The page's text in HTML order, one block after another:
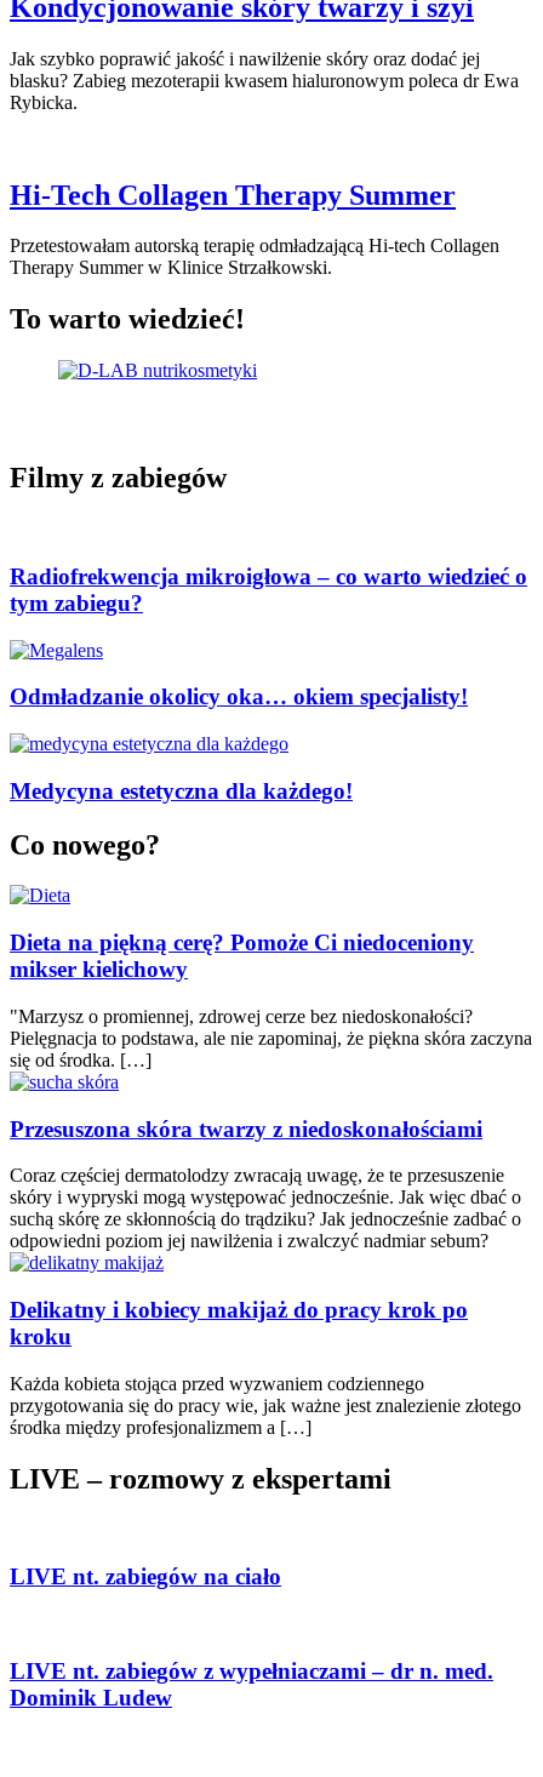
Kondycjonowanie skóry twarzy i szyi
Jak szybko poprawić jakość i nawilżenie skóry oraz dodać jej
blasku? Zabieg mezoterapii kwasem hialuronowym poleca dr Ewa
Rybicka.
Hi-Tech Collagen Therapy Summer
Przetestowałam autorską terapię odmładzającą Hi-tech Collagen
Therapy Summer w Klinice Strzałkowski.
To warto wiedzieć!
Filmy z zabiegów
Radiofrekwencja mikroigłowa – co warto wiedzieć o
tym zabiegu?
Odmładzanie okolicy oka… okiem specjalisty!
Medycyna estetyczna dla każdego!
Co nowego?
Dieta na piękną cerę? Pomoże Ci niedoceniony
mikser kielichowy
"Marzysz o promiennej, zdrowej cerze bez niedoskonałości?
Pielęgnacja to podstawa, ale nie zapominaj, że piękna skóra zaczyna
się od środka. […]
Przesuszona skóra twarzy z niedoskonałościami
Coraz częściej dermatolodzy zwracają uwagę, że te przesuszenie
skóry i wypryski mogą występować jednocześnie. Jak więc dbać o
suchą skórę ze skłonnością do trądziku? Jak jednocześnie zadbać o
odpowiedni poziom jej nawilżenia i zwalczyć nadmiar sebum?
Delikatny i kobiecy makijaż do pracy krok po
kroku
Każda kobieta stojąca przed wyzwaniem codziennego
przygotowania się do pracy wie, jak ważne jest znalezienie złotego
środka między profesjonalizmem a […]
LIVE – rozmowy z ekspertami
LIVE nt. zabiegów na ciało
LIVE nt. zabiegów z wypełniaczami – dr n. med.
Dominik Ludew